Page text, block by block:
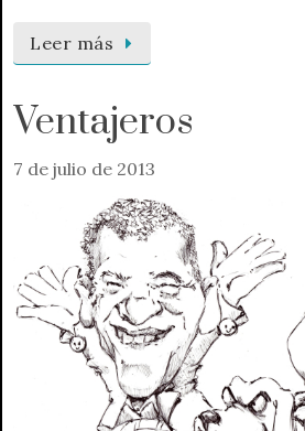
Leer más
Ventajeros
7 de julio de 2013